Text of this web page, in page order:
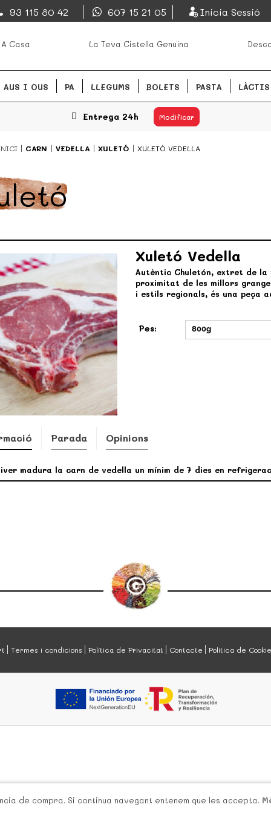
EsDeMercado.com
Barcelona y de productores
93 115 80 42 607 15 21 05 Inicia Sessió
Casa La Teva Cistella Genuïna
AUS I OUS PA LLEGUMS BOLETS PASTA LÀCTIS
Entrega 24h Modificar
CARN VEDELLA XULETÓ XULETÓ VEDELLA
Xuletó Vedella
Autèntic Chuletón, extret de
proximitat de les millors
i estils regionals, és una peça
Pes: 800g
Parada Opinions
madura la carn de vedella un mínim de 7 dies en
Termes i condicions Política de Privacitat Contacte Política de
de compra. Si continua navegant entenem que les accepta.